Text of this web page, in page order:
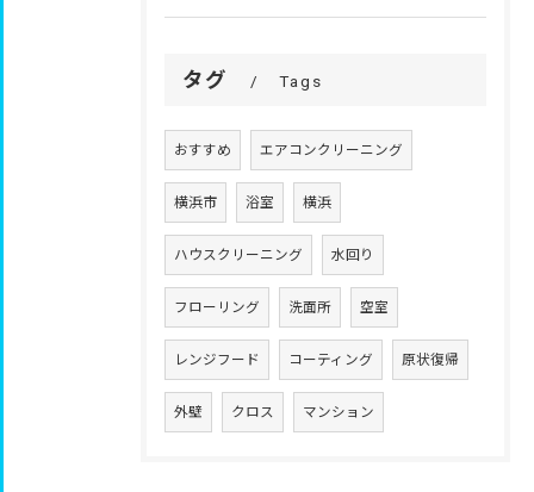
タグ Tags
おすすめ エアコンクリーニング
横浜市 浴室 横浜
ハウスクリーニング 水回り
フローリング 洗面所 空室
レンジフード コーティング 原状復帰
外壁 クロス マンション